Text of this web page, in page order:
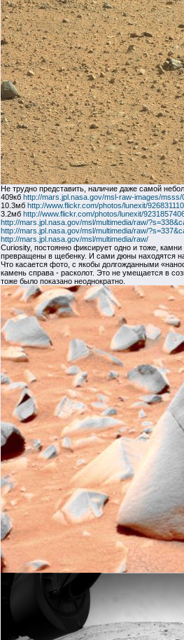
Не трудно представить, наличие даже самой
409кб http://mars.jpl.nasa.gov/msl-raw-images/
10.3мб http://www.flickr.com/photos/lunexit/
3.2мб http://www.flickr.com/photos/lunexit/
http://mars.jpl.nasa.gov/msl/multimedia/raw/
http://mars.jpl.nasa.gov/msl/multimedia/raw/
http://mars.jpl.nasa.gov/msl/multimedia/raw/
Curiosity, постоянно фиксирует одно и тоже,
превращены в щебенку. И сами дюны находятся
Что касается фото, с якобы долгожданными
камень справа - расколот. Это не умещается в
тоже было показано неоднократно.